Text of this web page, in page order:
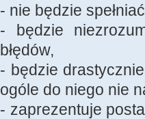
- nie będzie
- będzie
błędów,
- będzie
ogóle do niego nie
- zaprezentuje